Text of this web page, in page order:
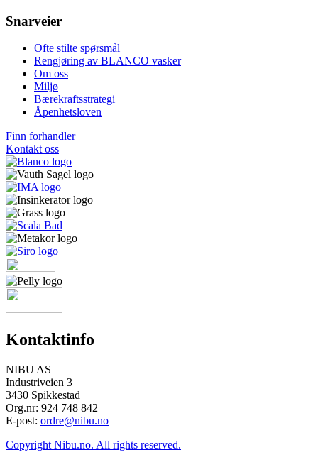
Snarveier
Ofte stilte spørsmål
Rengjøring av BLANCO vasker
Om oss
Miljø
Bærekraftsstrategi
Åpenhetsloven
Finn forhandler
Kontakt oss
Kontaktinfo
NIBU AS
Industriveien 3
3430 Spikkestad
Org.nr: 924 748 842
E-post: ordre@nibu.no
Copyright Nibu.no. All rights reserved.